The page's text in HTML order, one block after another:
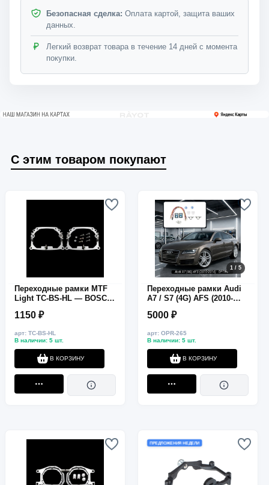
Безопасная сделка: Оплата картой, защита ваших
данных.
Легкий возврат товара в течение 14 дней с момента
покупки.
С этим товаром покупают
Переходные рамки MTF
Light TC-BS-HL — BOSCH
ближний свет, 2 шт.
1150 ₽
арт: TC-BS-HL
В наличии: 5 шт.
В КОРЗИНУ
1 / 5
Переходные рамки Audi
A7 / S7 (4G) AFS (2010-
CAN под линзы Hella 3R
5000 ₽
арт: OPR-265
В наличии: 5 шт.
В КОРЗИНУ
ПРЕДЛОЖЕНИЯ НЕДЕЛИ